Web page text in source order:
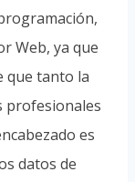
Web, ya que
que tanto la
profesionales
es
datos de